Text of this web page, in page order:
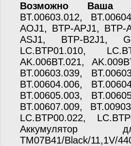
Возможно Ваша
BT.00603.012,
AOJ1, BTP-APJ1, BTP-
ASJ1, BTP-B2J1,
LC.BTP01.010,
AK.006BT.021,
BT.00603.039,
BT.00604.006,
BT.00605.003,
BT.00607.009,
LC.BTP00.022,
Аккумулятор
TM07B41/Black/11,1V/